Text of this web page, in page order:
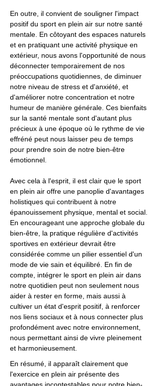
En outre, il convient de souligner l'impact
positif du sport en plein air sur notre santé
mentale. En côtoyant des espaces naturels
et en pratiquant une activité physique en
extérieur, nous avons l'opportunité de nous
déconnecter temporairement de nos
préoccupations quotidiennes, de diminuer
notre niveau de stress et d'anxiété, et
d'améliorer notre concentration et notre
humeur de manière générale. Ces bienfaits
sur la santé mentale sont d'autant plus
précieux à une époque où le rythme de vie
effréné peut nous laisser peu de temps
pour prendre soin de notre bien-être
émotionnel.
Avec cela à l'esprit, il est clair que le sport
en plein air offre une panoplie d'avantages
holistiques qui contribuent à notre
épanouissement physique, mental et social.
En encourageant une approche globale du
bien-être, la pratique régulière d'activités
sportives en extérieur devrait être
considérée comme un pilier essentiel d'un
mode de vie sain et équilibré. En fin de
compte, intégrer le sport en plein air dans
notre quotidien peut non seulement nous
aider à rester en forme, mais aussi à
cultiver un état d'esprit positif, à renforcer
nos liens sociaux et à nous connecter plus
profondément avec notre environnement,
nous permettant ainsi de vivre pleinement
et harmonieusement.
En résumé, il apparaît clairement que
l'exercice en plein air présente des